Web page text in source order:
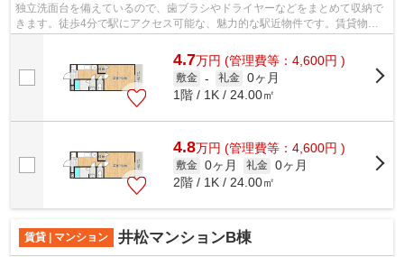
独立洗面台を備えているので、歯ブラシやドライヤーなどをまとめて収納で
きます。徒歩4分で駅にアクセス可能な、魅力的な駅近物件です。賃貸物件
をお探しの方は、ぜひ当社にお任せ下さ...
4.7万円 (管理費等：4,600円 )
敷金 - 礼金 0ヶ月
1階 / 1K / 24.00㎡
4.8万円 (管理費等：4,600円 )
敷金 0ヶ月 礼金 0ヶ月
2階 / 1K / 24.00㎡
賃貸 | マンション 井松マンションB棟